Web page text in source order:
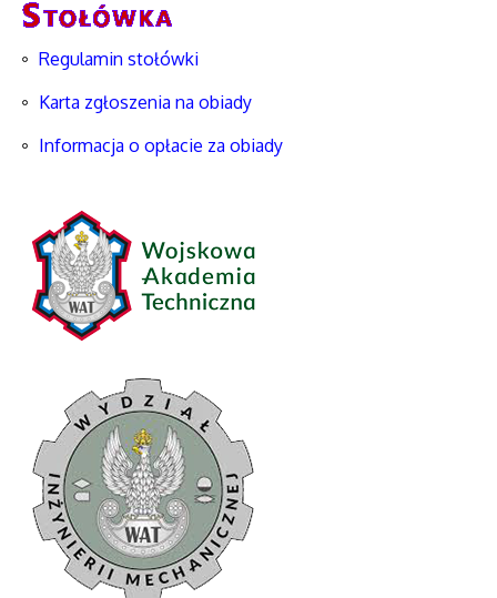
Regulamin stołówki
Karta zgłoszenia na obiady
Informacja o opłacie za obiady